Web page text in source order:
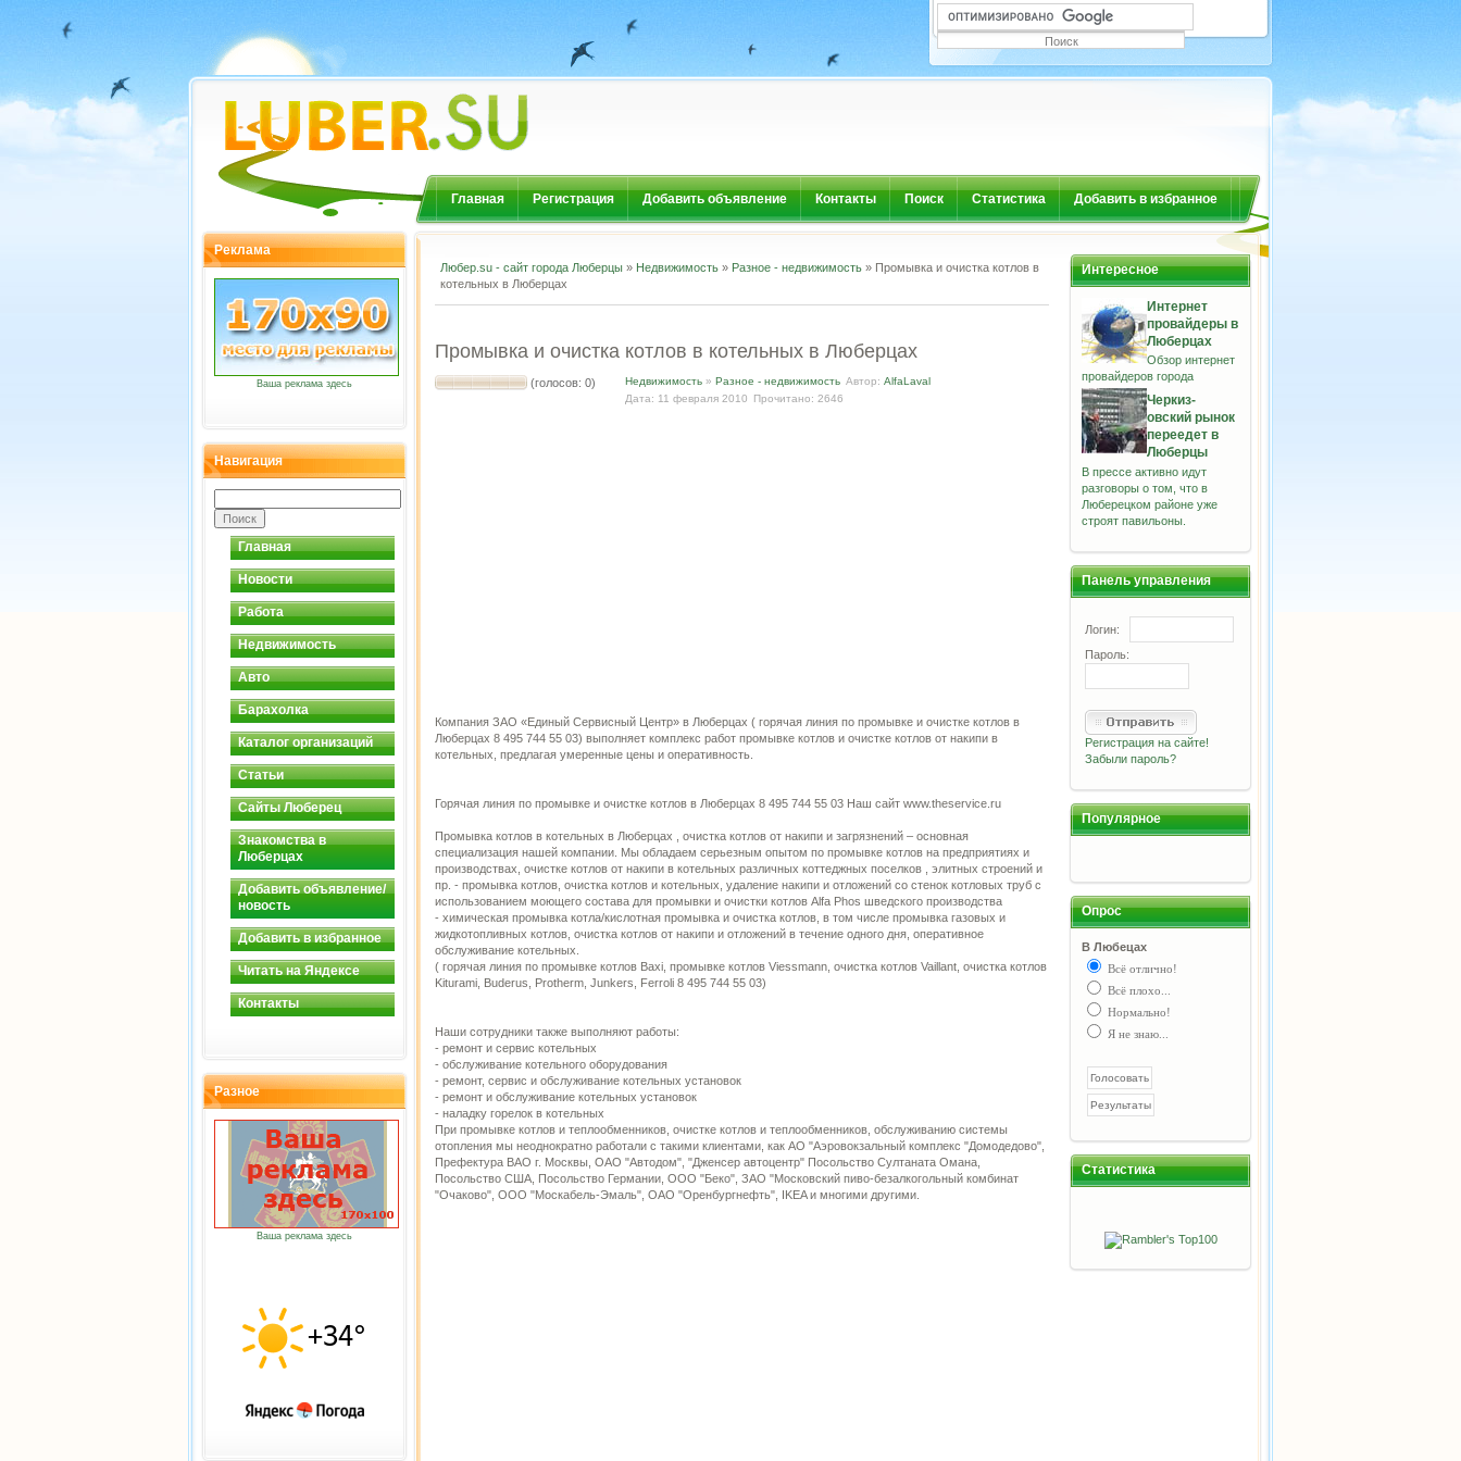
Главная Регистрация Добавить объявление Контакты Поиск Статистика Добавить в избранное
Реклама
Ваша реклама здесь
Навигация
Главная
Новости
Работа
Недвижимость
Авто
Барахолка
Каталог организаций
Статьи
Сайты Люберец
Знакомства в
Люберцах
Добавить объявление/
новость
Добавить в избранное
Читать на Яндексе
Контакты
Разное
Ваша реклама здесь
Любер.su - сайт города Люберцы » Недвижимость » Разное - недвижимость » Промывка и очистка котлов в
котельных в Люберцах
Промывка и очистка котлов в котельных в Люберцах
(голосов: 0) Недвижимость » Разное - недвижимость Автор: AlfaLaval
Дата: 11 февраля 2010
Прочитано: 2646
Компания ЗАО «Единый Сервисный Центр» в Люберцах ( горячая линия по промывке и очистке котлов в
Люберцах 8 495 744 55 03) выполняет комплекс работ промывке котлов и очистке котлов от накипи в
котельных, предлагая умеренные цены и оперативность.
Горячая линия по промывке и очистке котлов в Люберцах 8 495 744 55 03 Наш сайт www.theservice.ru
Промывка котлов в котельных в Люберцах , очистка котлов от накипи и загрязнений – основная
специализация нашей компании. Мы обладаем серьезным опытом по промывке котлов на предприятиях и
производствах, очистке котлов от накипи в котельных различных коттеджных поселков , элитных строений и
пр. - промывка котлов, очистка котлов и котельных, удаление накипи и отложений со стенок котловых труб с
использованием моющего состава для промывки и очистки котлов Alfa Phos шведского производства
- химическая промывка котла/кислотная промывка и очистка котлов, в том числе промывка газовых и
жидкотопливных котлов, очистка котлов от накипи и отложений в течение одного дня, оперативное
обслуживание котельных.
( горячая линия по промывке котлов Baxi, промывке котлов Viessmann, очистка котлов Vaillant, очистка котлов
Kiturami, Buderus, Protherm, Junkers, Ferroli 8 495 744 55 03)
Наши сотрудники также выполняют работы:
- ремонт и сервис котельных
- обслуживание котельного оборудования
- ремонт, сервис и обслуживание котельных установок
- ремонт и обслуживание котельных установок
- наладку горелок в котельных
При промывке котлов и теплообменников, очистке котлов и теплообменников, обслуживанию системы
отопления мы неоднократно работали с такими клиентами, как АО "Аэровокзальный комплекс "Домодедово",
Префектура ВАО г. Москвы, ОАО "Автодом", "Дженсер автоцентр" Посольство Султаната Омана,
Посольство США, Посольство Германии, ООО "Беко", ЗАО "Московский пиво-безалкогольный комбинат
"Очаково", ООО "Москабель-Эмаль", ОАО "Оренбургнефть", IKEA и многими другими.
Интересное
Интернет
провайдеры в
Люберцах
Обзор интернет
провайдеров города
Черкиз-
овский рынок
переедет в
Люберцы
В прессе активно идут
разговоры о том, что в
Люберецком районе уже
строят павильоны.
Панель управления
Логин:
Пароль:
Регистрация на сайте!
Забыли пароль?
Популярное
Опрос
В Любецах
Всё отлично!
Всё плохо...
Нормально!
Я не знаю...
Статистика